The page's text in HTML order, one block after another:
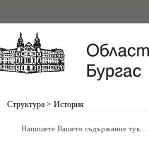
Структура > История
Напишете Вашето съдържание тук...